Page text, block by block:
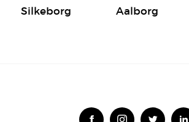
Silkeborg Aalborg